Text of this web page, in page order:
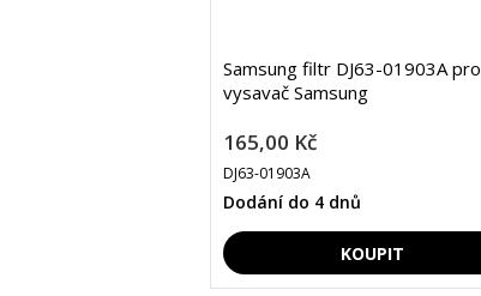
Samsung filtr DJ63-01903A pro
vysavač Samsung
165,00 Kč
DJ63-01903A
Dodání do 4 dnů